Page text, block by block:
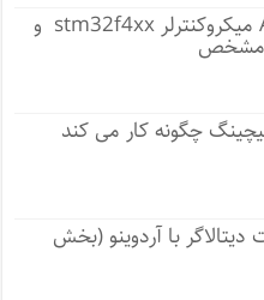
راه اندازی واحد ADC میکروکنترلر stm32f4xx و
مشخص
چگونه کار می کند
با آردوینو (بخش